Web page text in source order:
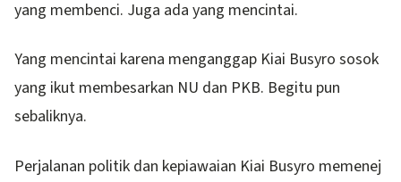
yang membenci. Juga ada yang mencintai.
Yang mencintai karena menganggap Kiai Busyro sosok
yang ikut membesarkan NU dan PKB. Begitu pun
sebaliknya.
Perjalanan politik dan kepiawaian Kiai Busyro memenej